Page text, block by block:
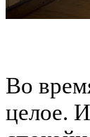
Во
целое.